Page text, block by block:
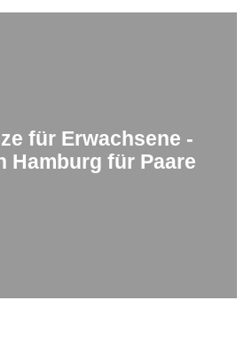
für Erwachsene -
Hamburg für Paare